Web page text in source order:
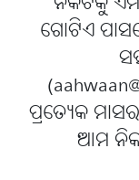
ଗୋଟିଏ
ପ୍ରତ୍ୟେକ
ଆମ